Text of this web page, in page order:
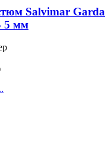
Salvimar Garda
5 мм